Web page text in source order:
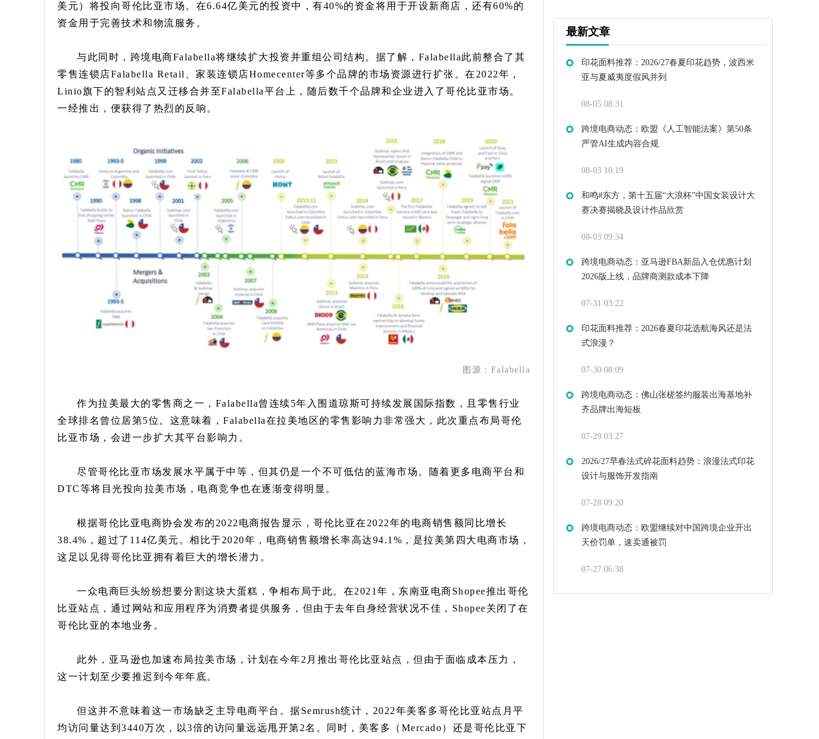
美元）将投向哥伦比亚市场。在6.64亿美元的投资中，有40%的资金将用于开设新商店，还有60%的
资金用于完善技术和物流服务。
与此同时，跨境电商Falabella将继续扩大投资并重组公司结构。据了解，Falabella此前整合了其
零售连锁店Falabella Retail、家装连锁店Homecenter等多个品牌的市场资源进行扩张。在2022年，
Linio旗下的智利站点又迁移合并至Falabella平台上，随后数千个品牌和企业进入了哥伦比亚市场。
一经推出，便获得了热烈的反响。
图源：Falabella
作为拉美最大的零售商之一，Falabella曾连续5年入围道琼斯可持续发展国际指数，且零售行业
全球排名曾位居第5位。这意味着，Falabella在拉美地区的零售影响力非常强大，此次重点布局哥伦
比亚市场，会进一步扩大其平台影响力。
尽管哥伦比亚市场发展水平属于中等，但其仍是一个不可低估的蓝海市场。随着更多电商平台和
DTC等将目光投向拉美市场，电商竞争也在逐渐变得明显。
根据哥伦比亚电商协会发布的2022电商报告显示，哥伦比亚在2022年的电商销售额同比增长
38.4%，超过了114亿美元。相比于2020年，电商销售额增长率高达94.1%，是拉美第四大电商市场，
这足以见得哥伦比亚拥有着巨大的增长潜力。
一众电商巨头纷纷想要分割这块大蛋糕，争相布局于此。在2021年，东南亚电商Shopee推出哥伦
比亚站点，通过网站和应用程序为消费者提供服务，但由于去年自身经营状况不佳，Shopee关闭了在
哥伦比亚的本地业务。
此外，亚马逊也加速布局拉美市场，计划在今年2月推出哥伦比亚站点，但由于面临成本压力，
这一计划至少要推迟到今年年底。
但这并不意味着这一市场缺乏主导电商平台。据Semrush统计，2022年美客多哥伦比亚站点月平
均访问量达到3440万次，以3倍的访问量远远甩开第2名。同时，美客多（Mercado）还是哥伦比亚下
最新文章
印花面料推荐：2026/27春夏印花趋势，波西米
亚与夏威夷度假风并列
08-05 08:31
跨境电商动态：欧盟《人工智能法案》第50条
严管AI生成内容合规
08-03 10:19
和鸣#东方，第十五届“大浪杯”中国女装设计大
赛决赛揭晓及设计作品欣赏
08-03 09:34
跨境电商动态：亚马逊FBA新品入仓优惠计划
2026版上线，品牌商测款成本下降
07-31 03:22
印花面料推荐：2026春夏印花选航海风还是法
式浪漫？
07-30 08:09
跨境电商动态：佛山张槎签约服装出海基地补
齐品牌出海短板
07-29 03:27
2026/27早春法式碎花面料趋势：浪漫法式印花
设计与服饰开发指南
07-28 09:20
跨境电商动态：欧盟继续对中国跨境企业开出
天价罚单，速卖通被罚
07-27 06:38